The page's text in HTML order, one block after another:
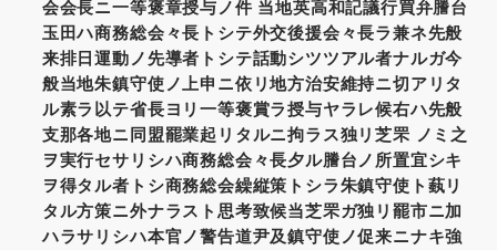
会会長ニ一等褒章授与ノ件 当地英高和記議行買弁謄台
玉田ハ商務総会々長トシテ外交後援会々長ラ兼ネ先般
来排日運動ノ先導者トシテ話動シツツアル者ナルガ今
般当地朱鎮守使ノ上申ニ依リ地方治安維持ニ切アリタ
ル素ラ以テ省長ヨリ一等褒賞ラ授与ヤラレ候右ハ先般
支那各地ニ同盟罷業起リタルニ拘ラス独リ芝罘 ノミ之
ヲ実行セサリシハ商務総会々長夕ル謄台ノ所置宜シキ
ヲ得タル者トシ商務総会繰縦策トシラ朱鎮守使ト蓺リ
タル方策ニ外ナラスト思考致候当芝罘ガ独リ罷市ニ加
ハラサリシハ本官ノ警告道尹及鎮守使ノ促来ニナキ強